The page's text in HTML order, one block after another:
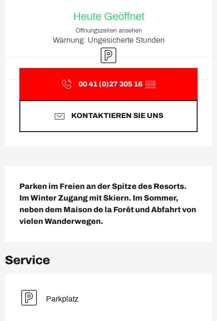
Heute Geöffnet
Öffnungszeiten ansehen
Warnung: Ungesicherte Stunden
Parkplatz
00 41 (0)27 305 16 ▒▒
KONTAKTIEREN SIE UNS
Parken im Freien an der Spitze des Resorts.
Im Winter Zugang mit Skiern. Im Sommer,
neben dem Maison de la Forêt und Abfahrt von
vielen Wanderwegen.
Service
Parkplatz